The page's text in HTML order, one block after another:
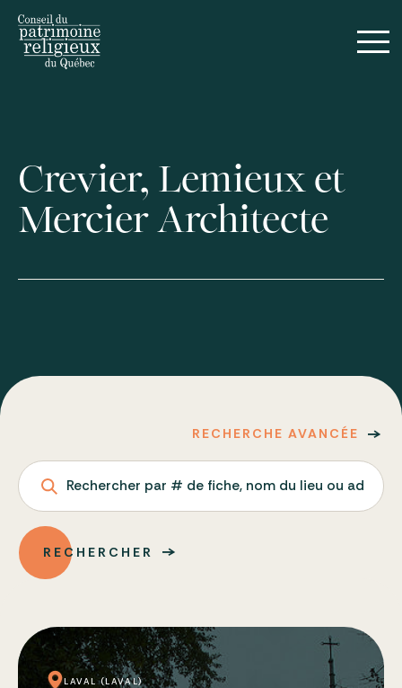
Crevier, Lemieux et
Mercier Architecte
RECHERCHE AVANCÉE
Rechercher par # de fiche, nom du lieu ou adresse
RECHERCHER
LAVAL (LAVAL)